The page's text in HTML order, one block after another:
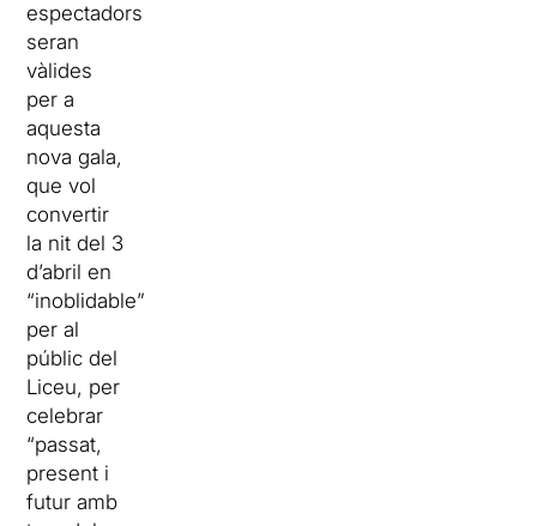
espectadors
seran
vàlides
per a
aquesta
nova gala,
que vol
convertir
la nit del 3
d’abril en
“inoblidable”
per al
públic del
Liceu, per
celebrar
“passat,
present i
futur amb